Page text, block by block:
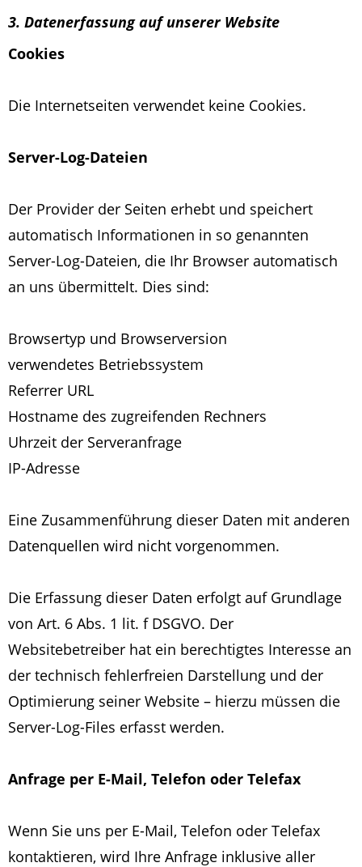
3. Datenerfassung auf unserer Website
Cookies
Die Internetseiten verwendet keine Cookies.
Server-Log-Dateien
Der Provider der Seiten erhebt und speichert
automatisch Informationen in so genannten
Server-Log-Dateien, die Ihr Browser automatisch
an uns übermittelt. Dies sind:
Browsertyp und Browserversion
verwendetes Betriebssystem
Referrer URL
Hostname des zugreifenden Rechners
Uhrzeit der Serveranfrage
IP-Adresse
Eine Zusammenführung dieser Daten mit anderen
Datenquellen wird nicht vorgenommen.
Die Erfassung dieser Daten erfolgt auf Grundlage
von Art. 6 Abs. 1 lit. f DSGVO. Der
Websitebetreiber hat ein berechtigtes Interesse an
der technisch fehlerfreien Darstellung und der
Optimierung seiner Website – hierzu müssen die
Server-Log-Files erfasst werden.
Anfrage per E-Mail, Telefon oder Telefax
Wenn Sie uns per E-Mail, Telefon oder Telefax
kontaktieren, wird Ihre Anfrage inklusive aller